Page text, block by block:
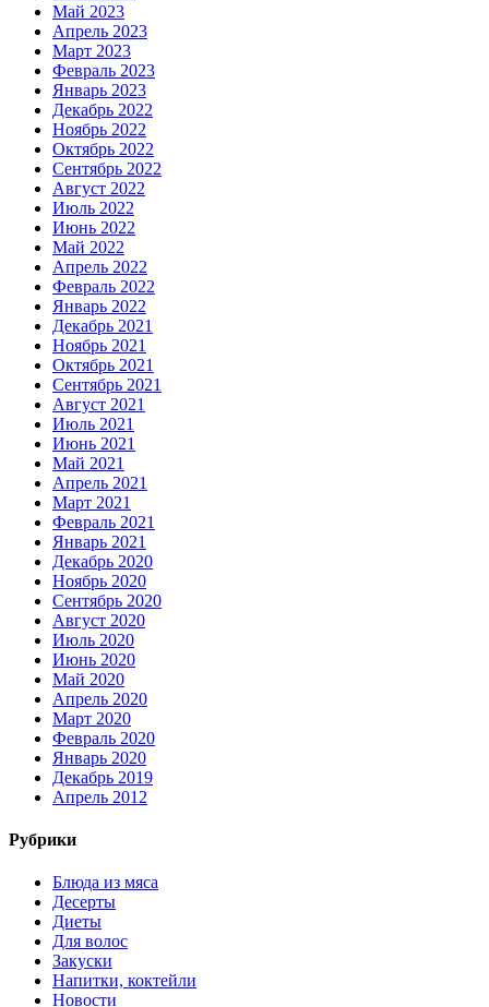
Май 2023
Апрель 2023
Март 2023
Февраль 2023
Январь 2023
Декабрь 2022
Ноябрь 2022
Октябрь 2022
Сентябрь 2022
Август 2022
Июль 2022
Июнь 2022
Май 2022
Апрель 2022
Февраль 2022
Январь 2022
Декабрь 2021
Ноябрь 2021
Октябрь 2021
Сентябрь 2021
Август 2021
Июль 2021
Июнь 2021
Май 2021
Апрель 2021
Март 2021
Февраль 2021
Январь 2021
Декабрь 2020
Ноябрь 2020
Сентябрь 2020
Август 2020
Июль 2020
Июнь 2020
Май 2020
Апрель 2020
Март 2020
Февраль 2020
Январь 2020
Декабрь 2019
Апрель 2012
Рубрики
Блюда из мяса
Десерты
Диеты
Для волос
Закуски
Напитки, коктейли
Новости